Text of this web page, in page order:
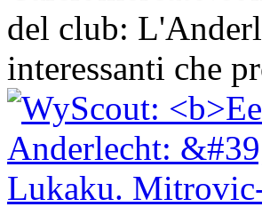
del club:
interessanti che